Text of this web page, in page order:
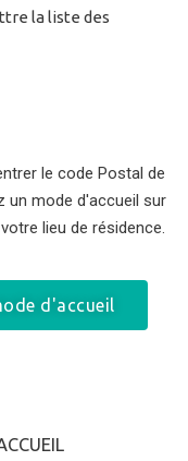
la liste des
le code Postal de
un mode d'accueil sur
lieu de résidence.
d'accueil